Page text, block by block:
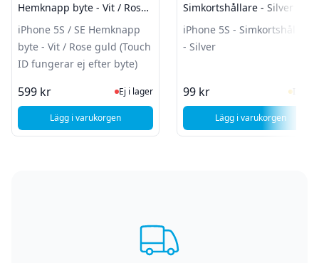
Hemknapp byte - Vit / Rose
efter byte)
iPhone 5S / SE Hemknapp
byte - Vit / Rose guld (Touch
ID fungerar ej efter byte)
599 kr Ej i lager, besök produktsidan för
Ej i lager
Lägg i varukorgen, Apple iPhone 5S / SE Hemknapp byte - Vit / Rose guld
Simkortshållare - Silver
iPhone 5S - Simkortshållare
- Silver
99 kr I
Lägg i varukorgen
, Apple iPhone